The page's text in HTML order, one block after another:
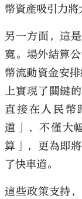
幣資產吸引力將
另一方面，這
寬。場外結算
幣流動資金安
上實現了關鍵
直接在人民幣
道」，不僅大
算」，更為即
了快車道。
這些政策支持